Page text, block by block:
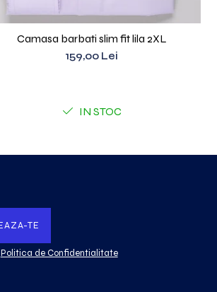
Camasa barbati slim fit lila 2XL
159,00 Lei
IN STOC
Politica de Confidentialitate